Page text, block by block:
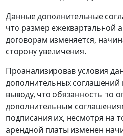
Данные дополнительные
что размер ежеквартальной
договорам изменяется,
сторону увеличения.
Проанализировав условия
дополнительных соглашений
выводу, что обязанность по
дополнительным
подписания их, несмотря на
арендной платы изменен